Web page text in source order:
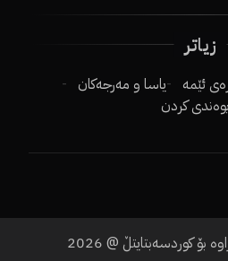
زیاتر
ئێمە
یاسا و مەرجەکان
کردن
بۆ کوردسەبتایتڵ @ 2026